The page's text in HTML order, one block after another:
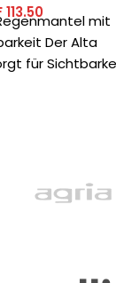
113.50
mit
Der Alta
für